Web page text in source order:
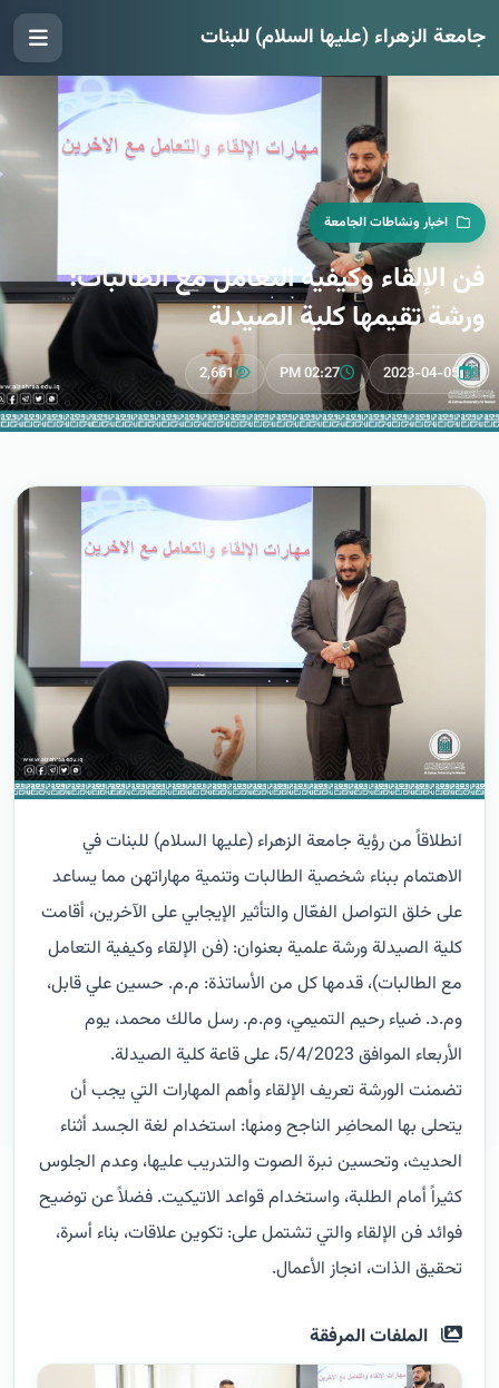
جامعة الزهراء (عليها السلام) للبنات
اخبار ونشاطات الجامعة
فن الإلقاء وكيفية التعامل مع الطالبات:
ورشة تقيمها كلية الصيدلة
2023-04-05
02:27 PM
2,661
انطلاقاً من رؤية جامعة الزهراء (عليها السلام) للبنات في
الاهتمام ببناء شخصية الطالبات وتنمية مهاراتهن مما يساعد
على خلق التواصل الفعّال والتأثير الإيجابي على الآخرين، أقامت
كلية الصيدلة ورشة علمية بعنوان: (فن الإلقاء وكيفية التعامل
مع الطالبات)، قدمها كل من الأساتذة: م.م. حسين علي قابل،
وم.د. ضياء رحيم التميمي، وم.م. رسل مالك محمد، يوم
الأربعاء الموافق 5/4/2023، على قاعة كلية الصيدلة.
تضمنت الورشة تعريف الإلقاء وأهم المهارات التي يجب أن
يتحلى بها المحاضِر الناجح ومنها: استخدام لغة الجسد أثناء
الحديث، وتحسين نبرة الصوت والتدريب عليها، وعدم الجلوس
كثيراً أمام الطلبة، واستخدام قواعد الاتيكيت. فضلاً عن توضيح
فوائد فن الإلقاء والتي تشتمل على: تكوين علاقات، بناء أسرة،
تحقيق الذات، انجاز الأعمال.
الملفات المرفقة